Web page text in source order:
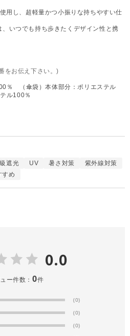
用し、超軽量かつ小振りな持ちやすい仕
いつでも持ち歩きたくデザイン性と携
をお伝え下さい。)
％ （傘袋）本体部分：ポリエステル
ル100％
遮光 UV 暑さ対策
紫外線対策
すめ
0.0
ー件数： 0件
(0)
(0)
(0)